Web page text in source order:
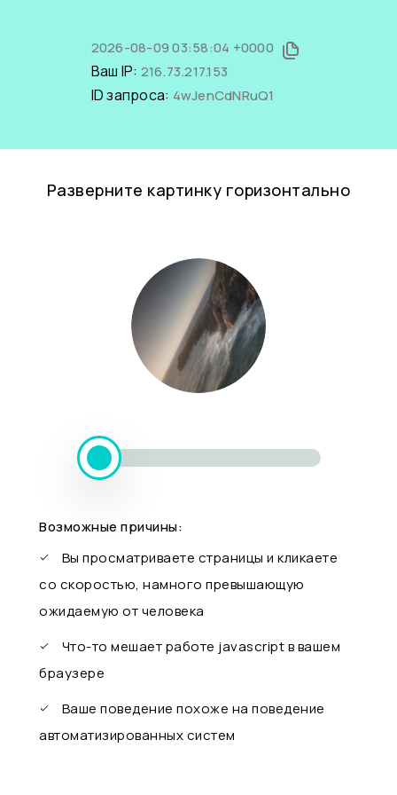
2026-08-09 03:58:04 +0000
Ваш IP: 216.73.217.153
ID запроса: 4wJenCdNRuQ1
Разверните картинку горизонтально
Возможные причины:
Вы просматриваете страницы и кликаете
со скоростью, намного превышающую
ожидаемую от человека
Что-то мешает работе javascript в вашем
браузере
Ваше поведение похоже на поведение
автоматизированных систем